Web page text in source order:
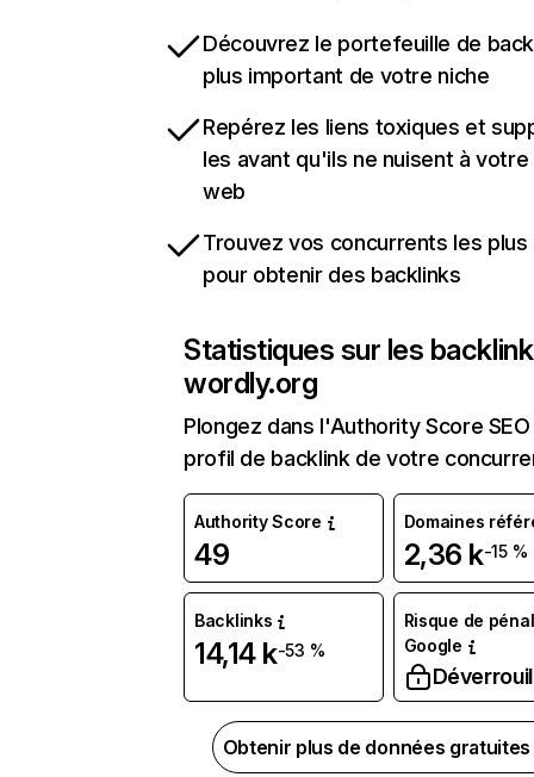
Découvrez le portefeuille de
plus important de votre niche
Repérez les liens toxiques et
les avant qu'ils ne nuisent à
web
Trouvez vos concurrents les
pour obtenir des backlinks
Statistiques sur les
wordly.org
Plongez dans l'Authority Score
profil de backlink de votre
Authority Score
49
Domaines
2,36 k-15 %
Backlinks
14,14 k-53 %
Risque de
Google
Obtenir plus de données